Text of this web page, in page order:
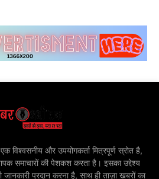
और उपयोगकर्ता मित्रपूर्ण स्रोत है,
समाचारों की पेशकश करता है। इसका उद्देश्य
जानकारी प्रदान करना है, साथ ही ताज़ा खबरों का